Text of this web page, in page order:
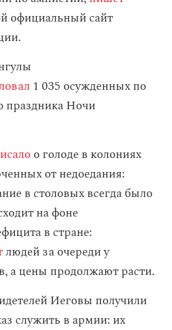
официальный сайт
1 035 осужденных по
праздника Ночи
о голоде в колониях
от недоедания:
в столовых всегда было
на фоне
в стране:
людей за очереди у
а цены продолжают расти.
Иеговы получили
служить в армии: их